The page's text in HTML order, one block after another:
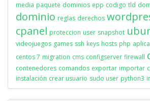
media paquete dominios epp codigo tld
dominio reglas derechos
cpanel proteccion user snapshot
videojuegos games ssh keys hosts php
centos 7 migration cms configserver firewall
contenedores comandos exportar importar
instalación crear usuario sudo user python3